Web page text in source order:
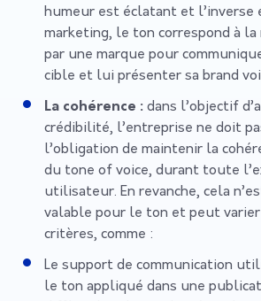
humeur est éclatant et l’inverse
marketing, le ton correspond à
par une marque pour
cible et lui présenter sa brand
La cohérence : dans l’objectif
crédibilité, l’entreprise ne doit
l’obligation de maintenir la
du tone of voice, durant toute
utilisateur. En revanche, cela
valable pour le ton et peut
critères, comme :
Le support de communication
le ton appliqué dans une